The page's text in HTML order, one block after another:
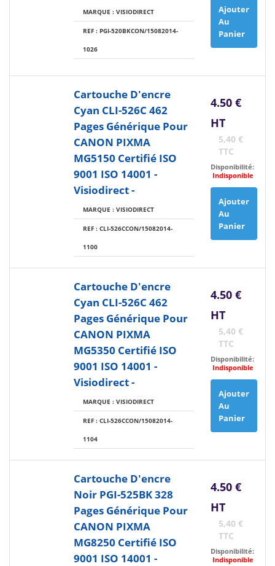
MARQUE : VISIODIRECT
REF : PGI-520BKCON/15082014-
1026
Ajouter
Au
Panier
Cartouche D'encre
Cyan CLI-526C 462
Pages Générique Pour
CANON PIXMA
MG5150 Certifié ISO
9001 ISO 14001 -
Visiodirect -
MARQUE : VISIODIRECT
REF : CLI-526CCON/15082014-
1100
4.50 €
HT
5,40 €
TTC
Disponibilité:
Indisponible
Ajouter
Au
Panier
Cartouche D'encre
Cyan CLI-526C 462
Pages Générique Pour
CANON PIXMA
MG5350 Certifié ISO
9001 ISO 14001 -
Visiodirect -
MARQUE : VISIODIRECT
REF : CLI-526CCON/15082014-
1104
4.50 €
HT
5,40 €
TTC
Disponibilité:
Indisponible
Ajouter
Au
Panier
Cartouche D'encre
Noir PGI-525BK 328
Pages Générique Pour
CANON PIXMA
MG8250 Certifié ISO
9001 ISO 14001 -
4.50 €
HT
5,40 €
TTC
Disponibilité:
Indisponible